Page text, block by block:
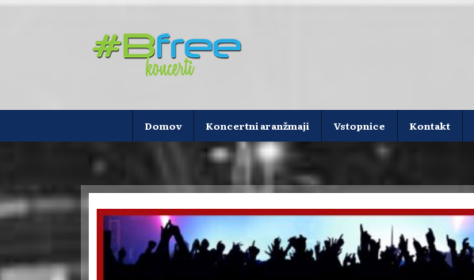
Domov Koncertni aranžmaji Vstopnice Kontakt